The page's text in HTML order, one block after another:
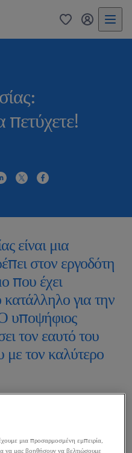
0 my
πετύχετε!
είναι μια
στον εργοδότη
που έχει
κατάλληλο για την
υποψήφιος
τον εαυτό του
με τον καλύτερο
– από τη συνέντευξη
μια προσαρμοσμένη εμπειρία,
να μας βοηθήσουν να βελτιώσουμε